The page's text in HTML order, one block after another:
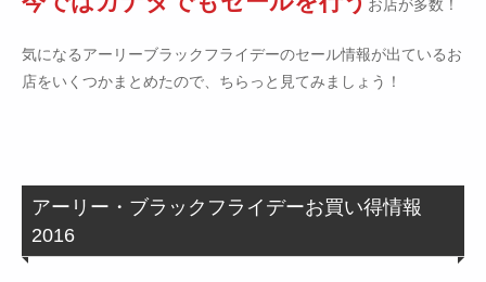
お店が多数！
気になるアーリーブラックフライデーのセール情報が出ているお
店をいくつかまとめたので、ちらっと見てみましょう！
アーリー・ブラックフライデーお買い得情報
2016